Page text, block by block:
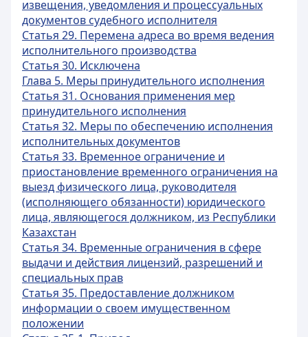
извещения, уведомления и процессуальных
документов судебного исполнителя
Статья 29. Перемена адреса во время ведения
исполнительного производства
Статья 30. Исключена
Глава 5. Меры принудительного исполнения
Статья 31. Основания применения мер
принудительного исполнения
Статья 32. Меры по обеспечению исполнения
исполнительных документов
Статья 33. Временное ограничение и
приостановление временного ограничения на
выезд физического лица, руководителя
(исполняющего обязанности) юридического
лица, являющегося должником, из Республики
Казахстан
Статья 34. Временные ограничения в сфере
выдачи и действия лицензий, разрешений и
специальных прав
Статья 35. Предоставление должником
информации о своем имущественном
положении